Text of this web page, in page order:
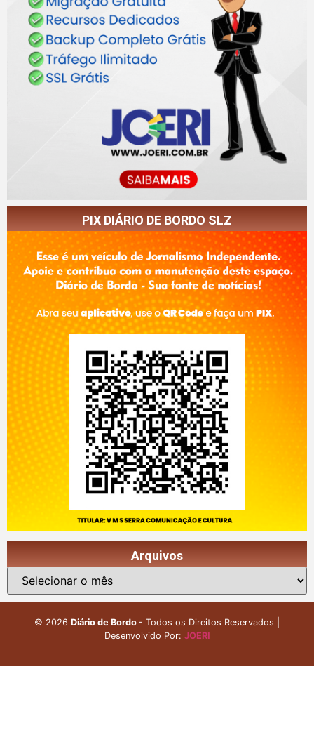
PIX DIÁRIO DE BORDO SLZ
Arquivos
© 2026 Diário de Bordo - Todos os Direitos Reservados |
Desenvolvido Por: JOERI